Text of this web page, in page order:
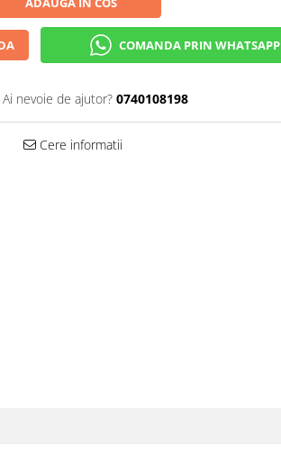
COMANDA PRIN WHATSAPP
Ai nevoie de ajutor? 0740108198
Cere informatii